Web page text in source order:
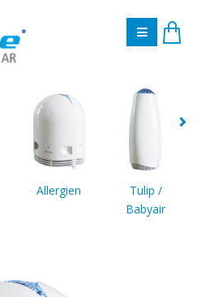
Allergien
Tulip /
Babyair